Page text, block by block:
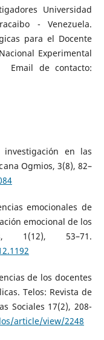
Universidad
- Venezuela.
para el Docente
Experimental
Email de contacto:
investigación en las
Ogmios, 3(8), 82–
emocionales de
emocional de los
1(12), 53–71.
de los docentes
Telos: Revista de
Sociales 17(2), 208-
article/view/2248